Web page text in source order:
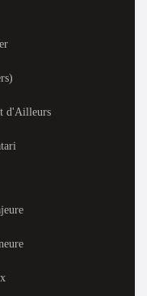
d'Ailleurs